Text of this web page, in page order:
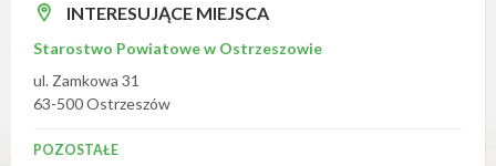
INTERESUJĄCE MIEJSCA
Starostwo Powiatowe w Ostrzeszowie
ul. Zamkowa 31
63-500 Ostrzeszów
POZOSTAŁE